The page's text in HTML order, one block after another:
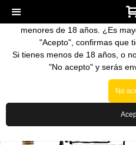
La venta de nuestros
menores de 18 años. ¿Es
"Acepto", confirmas que
Si tienes menos de 18 años, o
"No acepto" y serás
No